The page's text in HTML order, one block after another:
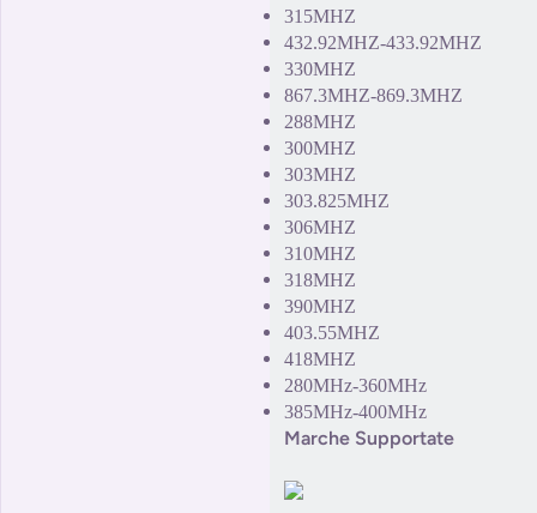
315MHZ
432.92MHZ-433.92MHZ
330MHZ
867.3MHZ-869.3MHZ
288MHZ
300MHZ
303MHZ
303.825MHZ
306MHZ
310MHZ
318MHZ
390MHZ
403.55MHZ
418MHZ
280MHz-360MHz
385MHz-400MHz
Marche Supportate